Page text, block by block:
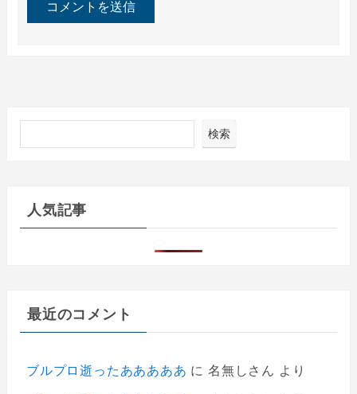
検索
人気記事
最近のコメント
ブルプロ逝ったあああああ に 名無しさん より